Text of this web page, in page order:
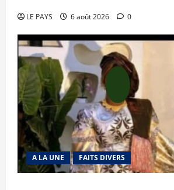
LE PAYS 6 août 2026 0
A LA UNE FAITS DIVERS